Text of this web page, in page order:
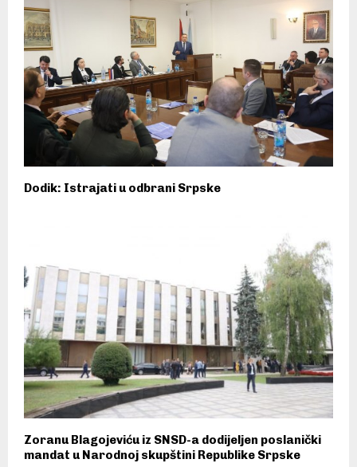
Dodik: Istrajati u odbrani Srpske
Zoranu Blagojeviću iz SNSD-a dodijeljen poslanički
mandat u Narodnoj skupštini Republike Srpske